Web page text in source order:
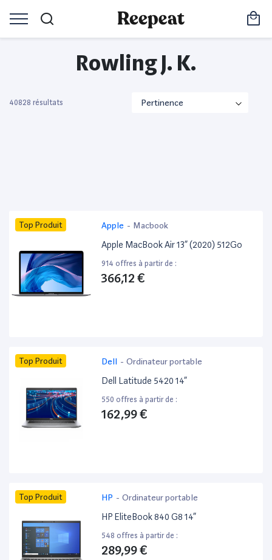
Rowling J. K.
40828 résultats
Top Produit Apple - Macbook
Apple MacBook Air 13” (2020) 512Go
914 offres à partir de :
366,12 €
Top Produit Dell - Ordinateur portable
Dell Latitude 5420 14”
550 offres à partir de :
162,99 €
Top Produit HP - Ordinateur portable
HP EliteBook 840 G8 14”
548 offres à partir de :
289,99 €